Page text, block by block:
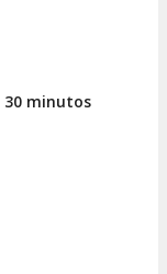
30 minutos